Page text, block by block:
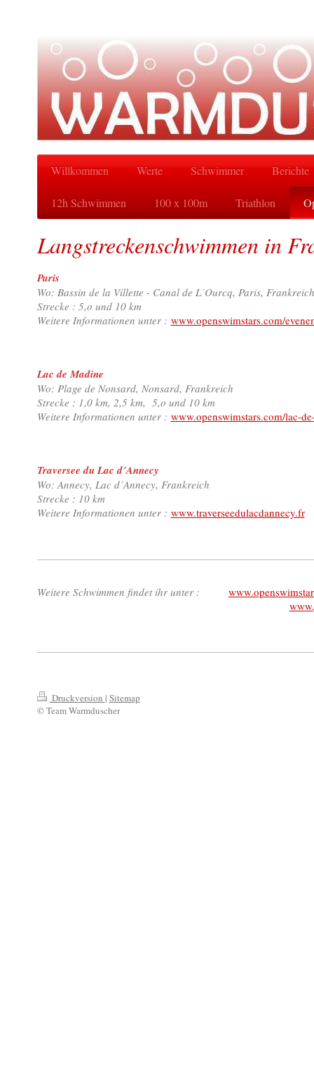
Willkommen Werte Schwimmer Berichte
12h Schwimmen 100 x 100m Triathlon
Langstreckenschwimmen in
Paris
Wo: Bassin de la Villette - Canal de L´Ourcq, Paris, Frankreich
Strecke : 5,o und 10 km
Weitere Informationen unter : www.openswimstars.com/
Lac de Madine
Wo: Plage de Nonsard, Nonsard, Frankreich
Strecke : 1,0 km, 2,5 km, 5,o und 10 km
Weitere Informationen unter : www.openswimstars.com/lac-
Traversee du Lac d´Annecy
Wo: Annecy, Lac d´Annecy, Frankreich
Strecke : 10 km
Weitere Informationen unter : www.traverseedulacdannecy.fr
Weitere Schwimmen findet ihr unter :
Druckversion | Sitemap
© Team Warmduscher